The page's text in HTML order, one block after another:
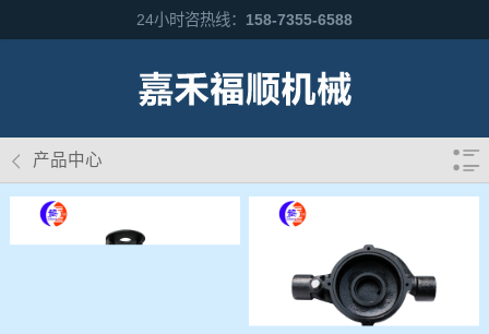
24小时咨热线： 158-7355-6588
产品中心